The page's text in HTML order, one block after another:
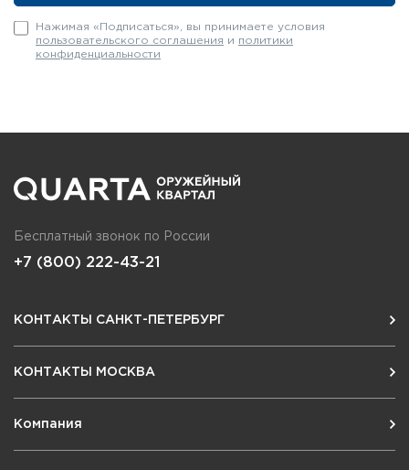
Нажимая «Подписаться», вы принимаете условия
пользовательского соглашения и политики
конфиденциальности
Бесплатный звонок по России
+7 (800) 222-43-21
КОНТАКТЫ САНКТ-ПЕТЕРБУРГ
КОНТАКТЫ МОСКВА
Компания